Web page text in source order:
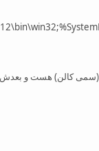
کالن) هست و بعدش